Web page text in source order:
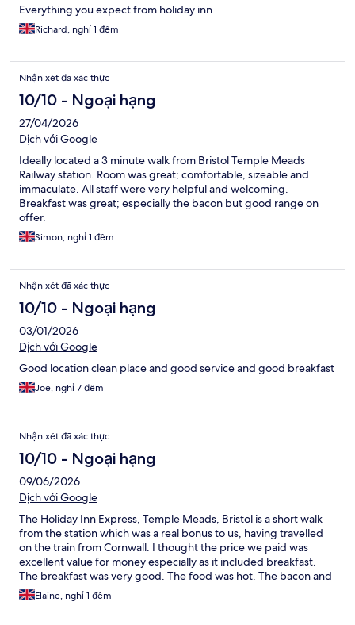
Everything you expect from holiday inn
Richard, nghỉ 1 đêm
Nhận xét đã xác thực
10/10 - Ngoại hạng
27/04/2026
Dịch với Google
Ideally located a 3 minute walk from Bristol Temple Meads
Railway station. Room was great; comfortable, sizeable and
immaculate. All staff were very helpful and welcoming.
Breakfast was great; especially the bacon but good range on
offer.
Simon, nghỉ 1 đêm
Nhận xét đã xác thực
10/10 - Ngoại hạng
03/01/2026
Dịch với Google
Good location clean place and good service and good breakfast
Joe, nghỉ 7 đêm
Nhận xét đã xác thực
10/10 - Ngoại hạng
09/06/2026
Dịch với Google
The Holiday Inn Express, Temple Meads, Bristol is a short walk
from the station which was a real bonus to us, having travelled
on the train from Cornwall. I thought the price we paid was
excellent value for money especially as it included breakfast.
The breakfast was very good. The food was hot. The bacon and
sausages were extremely good and tasty. We were given late
checkout which was very good for us as we were flying out to
Elaine, nghỉ 1 đêm